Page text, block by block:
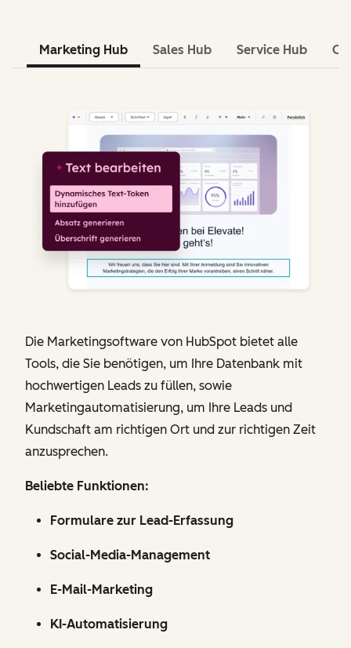
Marketing Hub Sales Hub Service Hub
Die Marketingsoftware von HubSpot bietet alle
Tools, die Sie benötigen, um Ihre Datenbank mit
hochwertigen Leads zu füllen, sowie
Marketingautomatisierung, um Ihre Leads und
Kundschaft am richtigen Ort und zur richtigen Zeit
anzusprechen.
Beliebte Funktionen:
Formulare zur Lead-Erfassung
Social-Media-Management
E-Mail-Marketing
KI-Automatisierung